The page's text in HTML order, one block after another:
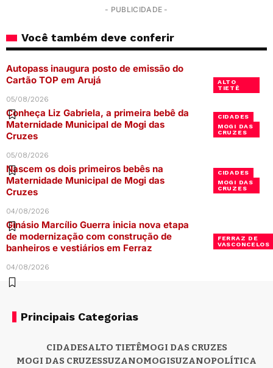
- PUBLICIDADE -
Você também deve conferir
ALTO
TIETÊ
Autopass inaugura posto de emissão do
Cartão TOP em Arujá
05/08/2026
CIDADES
MOGI DAS
CRUZES
Conheça Liz Gabriela, a primeira bebê da
Maternidade Municipal de Mogi das
Cruzes
05/08/2026
CIDADES
MOGI DAS
CRUZES
Nascem os dois primeiros bebês na
Maternidade Municipal de Mogi das
Cruzes
04/08/2026
FERRAZ DE
VASCONCELOS
Ginásio Marcílio Guerra inicia nova etapa
de modernização com construção de
banheiros e vestiários em Ferraz
04/08/2026
Principais Categorias
CIDADESALTO TIETÊMOGI DAS CRUZES
MOGI DAS CRUZESSUZANOMOGISUZANOPOLÍTICA